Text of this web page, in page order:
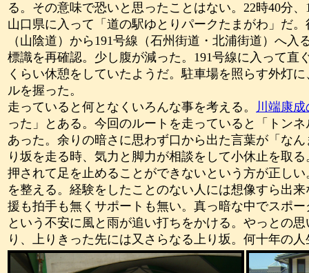
る。その意味で恐いと思ったことはない。 22時40分、
山口県に入って「道の駅ゆとりパークたまがわ」だ
（山陰道）から191号線（石州街道・北浦街道）へ入
標識を再確認。少し腹が減った。 191号線に入って直
くらい休憩をしていたようだ。駐車場を照らす外灯
ルを握った。
走っていると何となくいろんな事を考える。
川端康
った」とある。今回のルートを走っていると「トン
あった。余りの暗さに思わず口から出た言葉が「な
り坂を走る時、気力と脚力が相談をして小休止を取
押されて足を止めることができないという方が正し
を整える。経験をしたことのない人には想像すら出
援も拍手も無くサポートも無い。真っ暗な中でスポ
という不安に風と雨が追い打ちをかける。やっとの
り、上りきった先には又さらなる上り坂。何十年の